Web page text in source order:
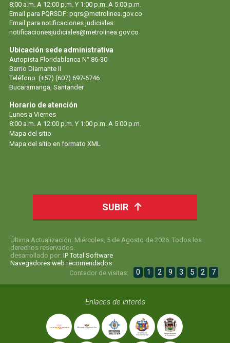
8:00 a.m. A 12:00 p.m. Y 1:00 p.m. A 5:00 p.m.
Email para PQRSDF: pqrs@metrolinea.gov.co
Email para notificaciones judiciales:
notificacionesjudiciales@metrolinea.gov.co
Ubicación sede administrativa
Autopista Floridablanca N° 86-30
Barrio Diamante II
Teléfono: (+57) (607) 697-6746
Bucaramanga, Santander
Horario de atención
Lunes a Viernes
8:00 a.m. A 12:00 p.m. Y 1:00 p.m. A 5:00 p.m.
Mapa del sitio
Mapa del sitio en formato XML
SUBIR
Última Actualización: Miércoles, 5 de Agosto de 2026. Todos los
derechos reservados.
desarrollado por: IP Total Software
Navegadores web recomendados
Contador de visitas:
0 1 2 9 3 5 2 7
Enlaces de interés